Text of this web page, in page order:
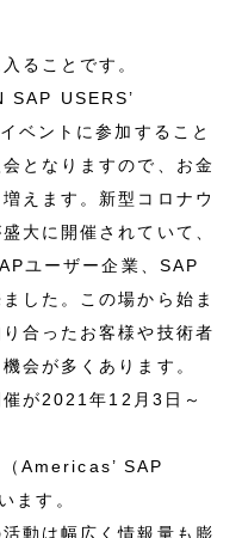
ることです。
SAP USERS’
ベントに参加すること
となりますので、お金
えます。新型コロナウ
大に開催されていて、
ユーザー企業、SAP
した。この場から始ま
合ったお客様や技術者
会が多くあります。
が2021年12月3日～
Americas’ SAP
ます。
動は幅広く情報量も膨